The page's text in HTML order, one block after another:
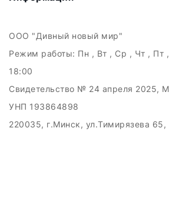
ООО "Дивный новый мир"
Режим работы: Пн , Вт , Ср , Чт , Пт
18:00
Свидетельство № 24 апреля 2025,
УНП 193864898
220035, г.Минск, ул.Тимирязева